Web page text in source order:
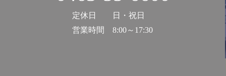
定休日
日・祝日
営業時間
8:00～17:30